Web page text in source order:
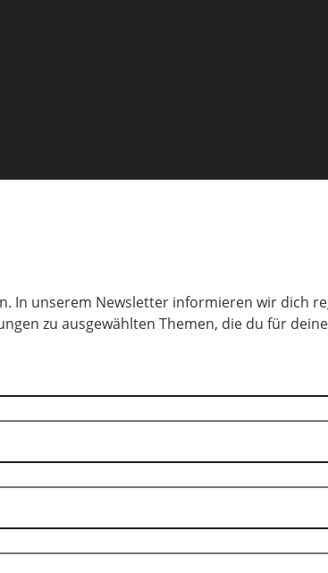
In unserem Newsletter informieren wir dich
zu ausgewählten Themen, die du für